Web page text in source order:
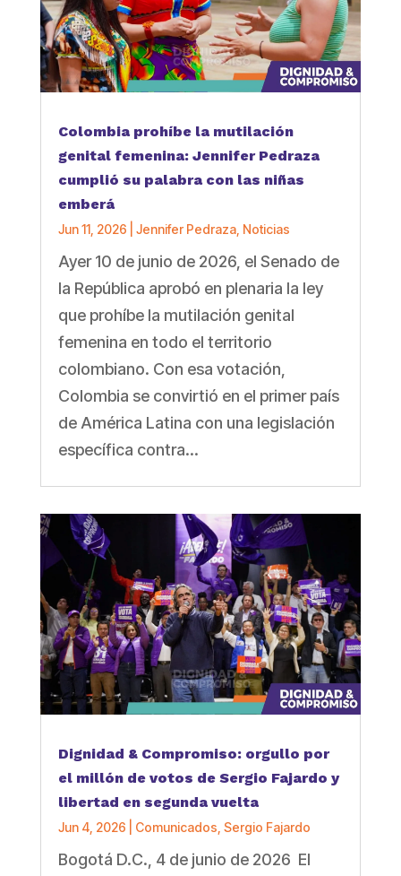
Colombia prohíbe la mutilación
genital femenina: Jennifer Pedraza
cumplió su palabra con las niñas
emberá
Jun 11, 2026 Jennifer Pedraza, Noticias
Ayer 10 de junio de 2026, el Senado de
la República aprobó en plenaria la ley
que prohíbe la mutilación genital
femenina en todo el territorio
colombiano. Con esa votación,
Colombia se convirtió en el primer país
de América Latina con una legislación
específica contra...
Dignidad & Compromiso: orgullo por
el millón de votos de Sergio Fajardo y
libertad en segunda vuelta
Jun 4, 2026 Comunicados Sergio Fajardo
Bogotá D.C., 4 de junio de 2026 El